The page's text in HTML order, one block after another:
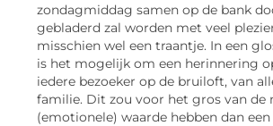
zondagmiddag samen op de bank
gebladerd zal worden met veel
misschien wel een traantje. In een
is het mogelijk om een herinnering
iedere bezoeker op de bruiloft, van
familie. Dit zou voor het gros van de
(emotionele) waarde hebben dan